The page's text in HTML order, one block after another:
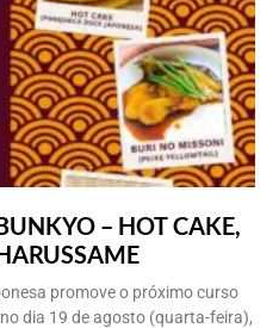
– HOT CAKE,
promove o próximo curso
dia 19 de agosto (quarta-feira),